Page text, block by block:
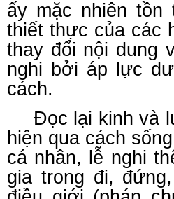
ấy mặc nhiên
thiết thực của các
thay đổi nội dung
nghi bởi áp lực
cách.
Đọc lại kinh và
hiện qua cách
cá nhân, lễ nghi
gia trong đi,